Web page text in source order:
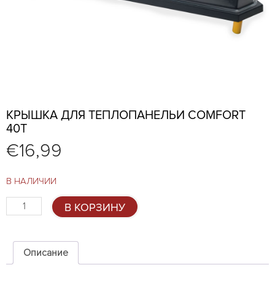
КРЫШКА ДЛЯ ТЕПЛОПАНЕЛЬИ COMFORT
40T
€16,99
В НАЛИЧИИ
Количество
товара
для
теплопанельи
Comfort
В КОРЗИНУ
Описание